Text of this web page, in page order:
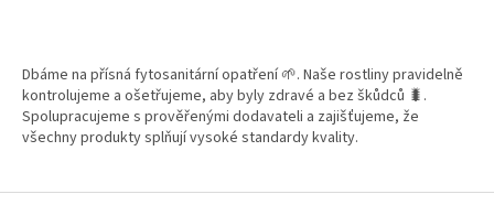
Dbáme na přísná fytosanitární opatření 🌱. Naše rostliny pravidelně
kontrolujeme a ošetřujeme, aby byly zdravé a bez škůdců 🐛.
Spolupracujeme s prověřenými dodavateli a zajišťujeme, že
všechny produkty splňují vysoké standardy kvality.